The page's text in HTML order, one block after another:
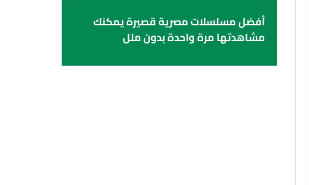
أفضل مسلسلات مصرية قصيرة يمكنك
مشاهدتها مرة واحدة بدون ملل